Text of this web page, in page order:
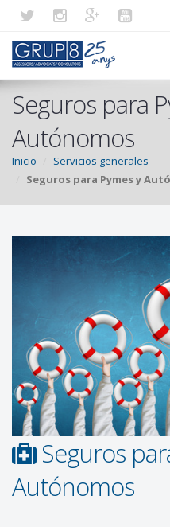
Seguros para
Autónomos
Inicio
Servicios generales
Seguros para Pymes y
Seguros
Autónomos